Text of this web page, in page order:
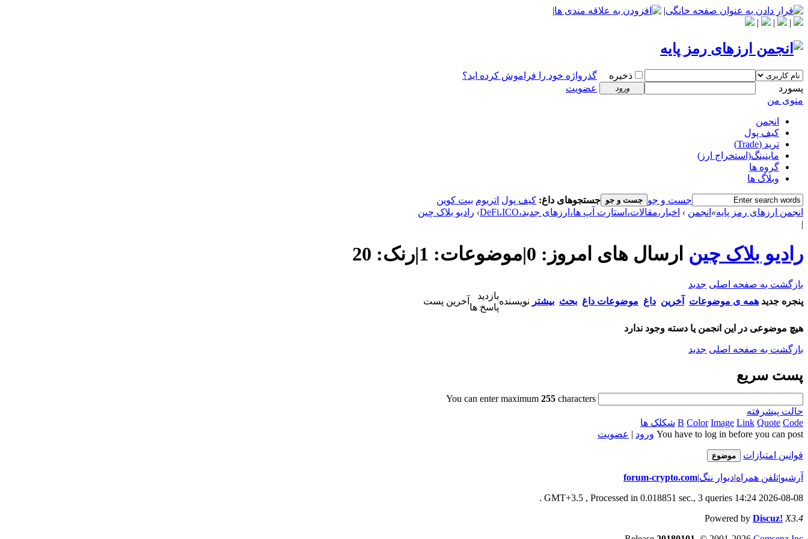
|
|
|
|
|
ذخیره
گذرواژه خود را فراموش کرده اید؟
پسورد
ورود
عضویت
منوی من
انجمن
کیف پول
ترید (Trade)
ماینینگ(استخراج ارز)
گروه ها
وبلاگ ها
جست و جو جست و جو جستجوهای داغ: کیف پول اتریوم بیت کوین
انجمن ارزهای رمز پایه» انجمن › اخبار،مقالات،استارت آپ ها،ارزهای جدید،DeFi،ICO › رادیو بلاک چین
|
رادیو بلاک چین ارسال های امروز: 0
|موضوعات: 1
|رنک: 20
بازگشت به صفحه اصلی جدید
پنجره جدید همه ی موضوعات آخرین داغ موضوعات داغ بحث بیشتر نویسنده
بازدید
پاسخ ها
آخرین پست
هیچ موضوعی در این انجمن یا دسته وجود ندارد
بازگشت به صفحه اصلی جدید
پست سریع
You can enter maximum 255characters
حالت پیشرفته
B Color Image Link Quote Code
شکلک ها
You have to log in before you can post ورود | عضویت
قوانین امتیازات موضوع
آرشیو|تلفن همراه|دیوار ننگ|
forum-crypto.com
2026-08-08 14:24 GMT+3.5
, Processed in 0.018851 sec., 3 queries .
Powered by Discuz! X3.4